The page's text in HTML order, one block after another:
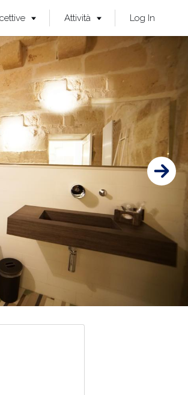
Attività Log In